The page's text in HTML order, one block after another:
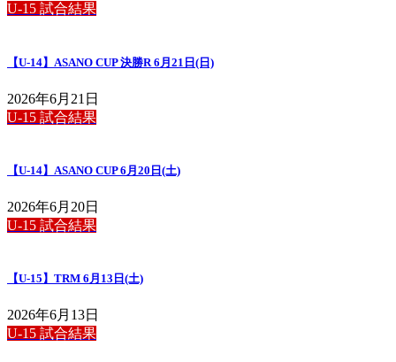
U-15 試合結果
【U-14】ASANO CUP 決勝R 6月21日(日)
2026年6月21日
U-15 試合結果
【U-14】ASANO CUP 6月20日(土)
2026年6月20日
U-15 試合結果
【U-15】TRM 6月13日(土)
2026年6月13日
U-15 試合結果